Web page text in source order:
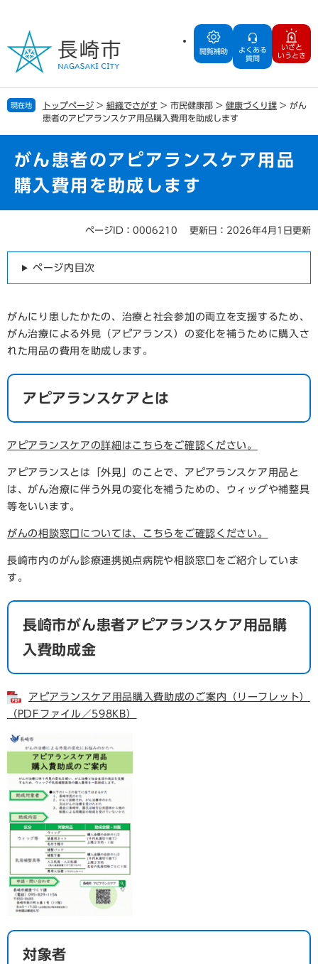
の
で
す
ー
ば
し
閲覧補助
よくある
質問
いざと
いうとき
現在地 トップページ > 組織でさがす > 市民健康部 > 健康づくり課 > がん
患者のアピアランスケア用品購入費用を助成します
がん患者のアピアランスケア用品
購入費用を助成します
ページID：0006210 更新日：2026年4月1日更新
ページ内目次
がんにり患したかたの、治療と社会参加の両立を支援するため、
がん治療による外見（アピアランス）の変化を補うために購入さ
れた用品の費用を助成します。
アピアランスケアとは
アピアランスケアの詳細はこちらをご確認ください。
アピアランスとは「外見」のことで、アピアランスケア用品と
は、がん治療に伴う外見の変化を補うための、ウィッグや補整具
等をいいます。
がんの相談窓口については、こちらをご確認ください。
長崎市内のがん診療連携拠点病院や相談窓口をご紹介していま
す。
長崎市がん患者アピアランスケア用品購
入費助成金
アピアランスケア用品購入費助成のご案内（リーフレット）
（PDFファイル／598KB）
対象者